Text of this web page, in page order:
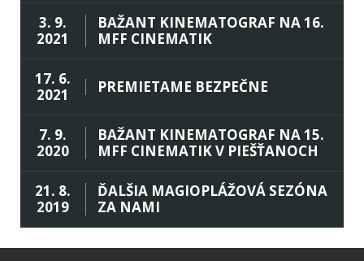
3. 9.
2021
BAŽANT KINEMATOGRAF NA 16.
MFF CINEMATIK
17. 6.
2021
PREMIETAME BEZPEČNE
7. 9.
2020
BAŽANT KINEMATOGRAF NA 15.
MFF CINEMATIK V PIEŠŤANOCH
21. 8.
2019
ĎALŠIA MAGIOPLÁŽOVÁ SEZÓNA
ZA NAMI